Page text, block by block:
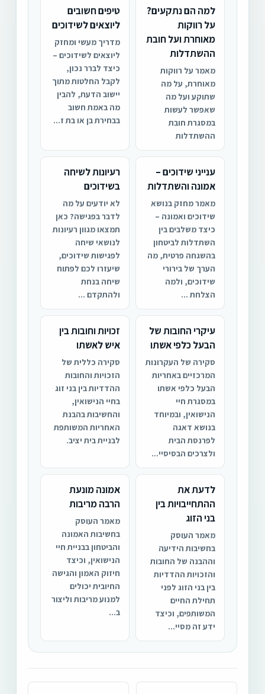
למה הם נתקעים?
על רווקות
מאוחרת ועל חובת
ההשתדלות
מאמר על רווקות
מאוחרת, על מה
שתוקע ועל מה
שאפשר לעשות
במסגרת חובת
ההשתדלות
טיפים חשובים
ליוצאים לשידוכים
מדריך מעשי ומחזק
ליוצאים לשידוכים –
כיצד לברר נכון,
לקבל החלטות מתוך
יישוב הדעת, להבין
מה באמת חשוב
בבחירת בן או בת ז...
ענייני שידוכים –
אמונה והשתדלות
מאמר מחזק בנושא
שידוכים ואמונה –
כיצד משלבים בין
השתדלות לביטחון
בהשגחה פרטית, מה
הערך של בירורי
שידוכים, ולמה
הצלחת ...
רעיונות לשיחה
בשידוכים
לא יודעים על מה
לדבר בפגישה? כאן
תמצאו מגוון רעיונות
לנושאי שיחה
לפגישות שידוכים,
שיעזרו לכם לפתוח
שיחה בנחת
ולהתקדם ...
עיקרי החובות של
הבעל כלפי אשתו
סקירה של העקרונות
המרכזיים באחריות
הבעל כלפי אשתו
במסגרת חיי
הנישואין, ובמיוחד
בנושא דאגה
לפרנסת הבית
ולצרכים הבסיסיי...
זכויות וחובות בין
איש לאשתו
סקירה כללית של
הזכויות והחובות
ההדדיות בין בני זוג
בחיי הנישואין,
והחשיבות בהבנת
האחריות המשותפת
לבניית בית יציב.
לדעת את
ההתחייבויות בין
בני הזוג
מאמר העוסק
בחשיבות הידיעה
וההבנה של החובות
והזכויות ההדדיות
בין בני הזוג לפני
תחילת החיים
המשותפים, וכיצד
ידע זה מסיי...
אמונה מונעת
הרבה מריבות
מאמר העוסק
בחשיבות האמונה
והביטחון בבניית חיי
הנישואין, וכיצד
חיזוק האמון והגישה
החיובית יכולים
למנוע מריבות וליצור
ב...